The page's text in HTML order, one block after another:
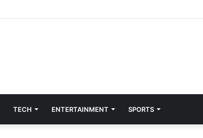
TECH ENTERTAINMENT SPORTS